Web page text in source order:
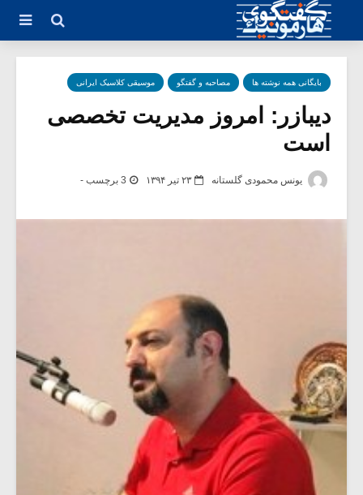
بایگانی همه نوشته ها مصاحبه و گفتگو موسیقی کلاسیک ایرانی
دیبازر: امروز مدیریت تخصصی
است
یونس محمودی گلستانه ۲۳ تیر ۱۳۹۴ 3 برچسب -